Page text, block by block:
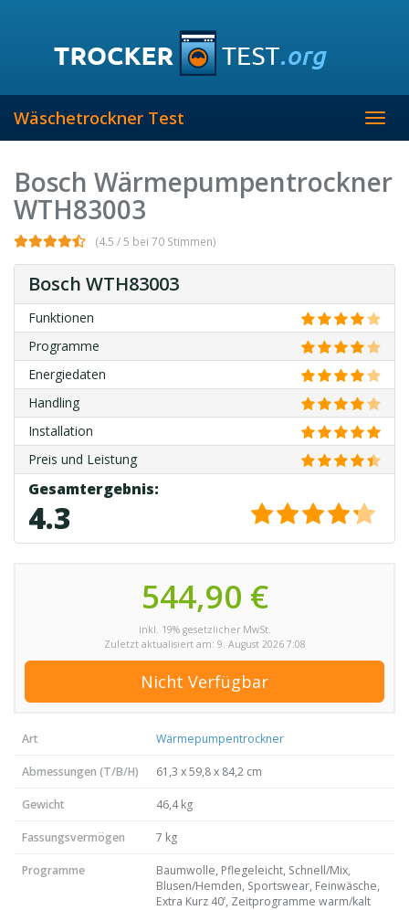
Wäschetrockner Test
Bosch Wärmepumpentrockner
WTH83003
(4.5 / 5 bei 70 Stimmen)
Bosch WTH83003
Funktionen
Programme
Energiedaten
Handling
Installation
Preis und Leistung
4.3
544,90 €
inkl. 19% gesetzlicher MwSt.
Zuletzt aktualisiert am: 9. August 2026 7:08
Nicht Verfügbar
Art Wärmepumpentrockner
Abmessungen (T/B/H) 61,3 x 59,8 x 84,2 cm
Gewicht 46,4 kg
Fassungsvermögen 7 kg
Programme
Baumwolle, Pflegeleicht, Schnell/Mix,
Blusen/Hemden, Sportswear, Feinwäsche,
Extra Kurz 40’, Zeitprogramme warm/kalt